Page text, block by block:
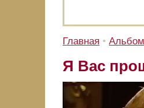
Главная • Альбом
Я Вас